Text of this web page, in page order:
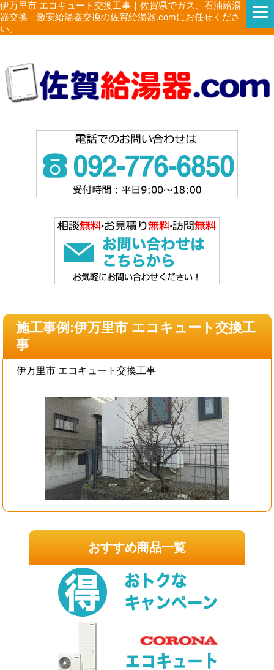
伊万里市 エコキュート交換工事｜佐賀県でガス、石油給湯
器交換｜激安給湯器交換の佐賀給湯器.comにお任せくださ
い。
施工事例:伊万里市 エコキュート交換工
事
伊万里市 エコキュート交換工事
おすすめ商品一覧